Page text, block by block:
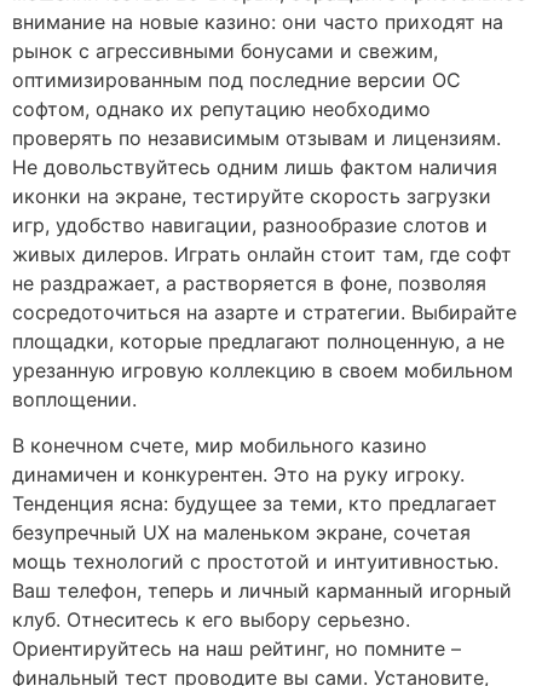
внимание на новые казино: они часто приходят на
рынок с агрессивными бонусами и свежим,
оптимизированным под последние версии ОС
софтом, однако их репутацию необходимо
проверять по независимым отзывам и лицензиям.
Не довольствуйтесь одним лишь фактом наличия
иконки на экране, тестируйте скорость загрузки
игр, удобство навигации, разнообразие слотов и
живых дилеров. Играть онлайн стоит там, где софт
не раздражает, а растворяется в фоне, позволяя
сосредоточиться на азарте и стратегии. Выбирайте
площадки, которые предлагают полноценную, а не
урезанную игровую коллекцию в своем мобильном
воплощении.
В конечном счете, мир мобильного казино
динамичен и конкурентен. Это на руку игроку.
Тенденция ясна: будущее за теми, кто предлагает
безупречный UX на маленьком экране, сочетая
мощь технологий с простотой и интуитивностью.
Ваш телефон, теперь и личный карманный игорный
клуб. Отнеситесь к его выбору серьезно.
Ориентируйтесь на наш рейтинг, но помните –
финальный тест проводите вы сами. Установите,